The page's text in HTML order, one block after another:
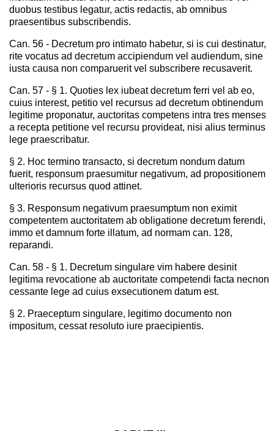
duobus testibus legatur, actis redactis, ab omnibus
praesentibus subscribendis.
Can. 56 - Decretum pro intimato habetur, si is cui destinatur,
rite vocatus ad decretum accipiendum vel audiendum, sine
iusta causa non comparuerit vel subscribere recusaverit.
Can. 57 - § 1. Quoties lex iubeat decretum ferri vel ab eo,
cuius interest, petitio vel recursus ad decretum obtinendum
legitime proponatur, auctoritas competens intra tres menses
a recepta petitione vel recursu provideat, nisi alius terminus
lege praescribatur.
§ 2. Hoc termino transacto, si decretum nondum datum
fuerit, responsum praesumitur negativum, ad propositionem
ulterioris recursus quod attinet.
§ 3. Responsum negativum praesumptum non eximit
competentem auctoritatem ab obligatione decretum ferendi,
immo et damnum forte illatum, ad normam can. 128,
reparandi.
Can. 58 - § 1. Decretum singulare vim habere desinit
legitima revocatione ab auctoritate competendi facta necnon
cessante lege ad cuius exsecutionem datum est.
§ 2. Praeceptum singulare, legitimo documento non
impositum, cessat resoluto iure praecipientis.